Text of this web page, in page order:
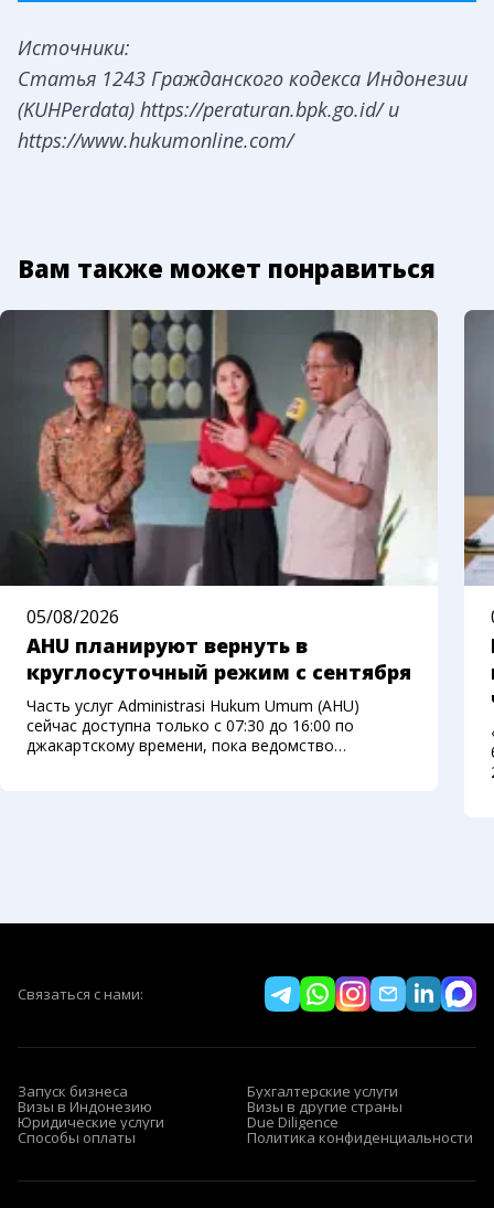
Источники:
Статья 1243 Гражданского кодекса Индонезии
(KUHPerdata) https://peraturan.bpk.go.id/ и
https://www.hukumonline.com/
Вам также может понравиться
05/08/2026
AHU планируют вернуть в
круглосуточный режим с сентября
Часть услуг Administrasi Hukum Umum (AHU)
сейчас доступна только с 07:30 до 16:00 по
джакартскому времени, пока ведомство
Связаться с нами:
Запуск бизнеса
Визы в Индонезию
Юридические услуги
Способы оплаты
Бухгалтерские услуги
Визы в другие страны
Due Diligence
Политика конфиденциальности